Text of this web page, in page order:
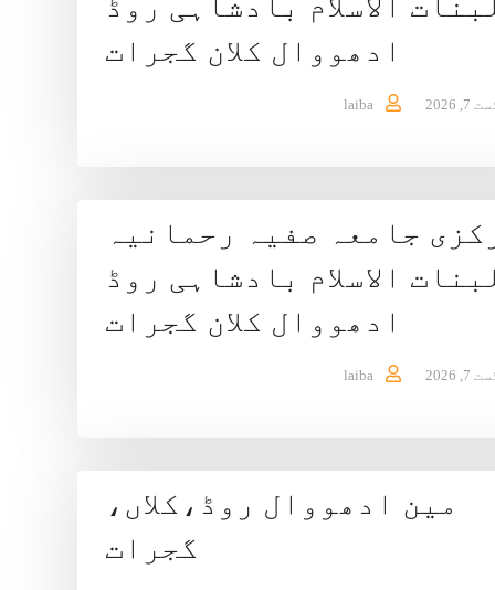
ادھووال کلان گجرات
2026
laiba
جامعہ صفیہ رحمانیہ
الاسلام بادشاہی روڈ
ادھووال کلان گجرات
2026
laiba
مین ادھووال روڈ،کلاں،
گجرات